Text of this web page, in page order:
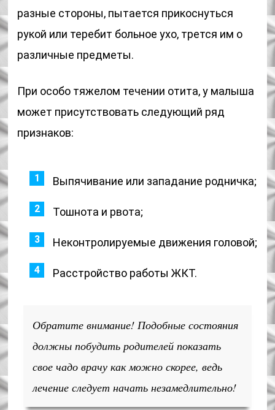
разные стороны, пытается прикоснуться
рукой или теребит больное ухо, трется им о
различные предметы.
При особо тяжелом течении отита, у малыша
может присутствовать следующий ряд
признаков:
Выпячивание или западание родничка;
Тошнота и рвота;
Неконтролируемые движения головой;
Расстройство работы ЖКТ.
Обратите внимание! Подобные состояния
должны побудить родителей показать
свое чадо врачу как можно скорее, ведь
лечение следует начать незамедлительно!